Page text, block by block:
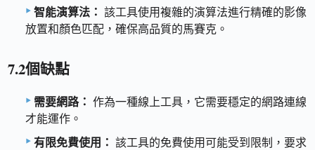
智能演算法： 該工具使用複雜的演算法進行精確的影像
放置和顏色匹配，確保高品質的馬賽克。
7.2個缺點
需要網路： 作為一種線上工具，它需要穩定的網路連線
才能運作。
有限免費使用： 該工具的免費使用可能受到限制，要求